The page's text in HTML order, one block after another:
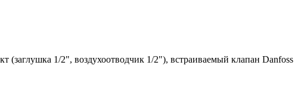
1/2", воздухоотводчик 1/2"), встраиваемый клапан Danfoss